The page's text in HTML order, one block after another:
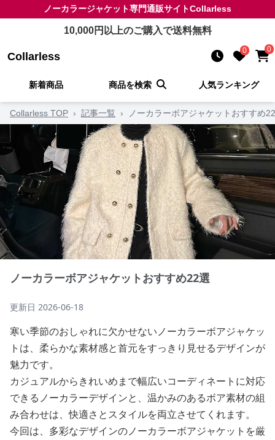
ノーカラージャケット専門通販サイトCollarless
10,000円以上のご購入で送料無料
Collarless 0 0
新着商品 商品を検索 人気ランキング
Collarless TOP › 記事一覧 › ノーカラーボアジャケットおすすめ
ノーカラーボアジャケットおすすめ22選
更新日 2026-06-18
寒い季節のおしゃれに欠かせないノーカラーボアジャケッ
トは、柔らかな素材感と首元をすっきり見せるデザインが
魅力です。
カジュアルからきれいめまで幅広いコーディネートに対応
できるノーカラーデザインと、温かみのあるボア素材の組
み合わせは、快適さとスタイルを両立させてくれます。
今回は、多彩なデザインのノーカラーボアジャケットを厳